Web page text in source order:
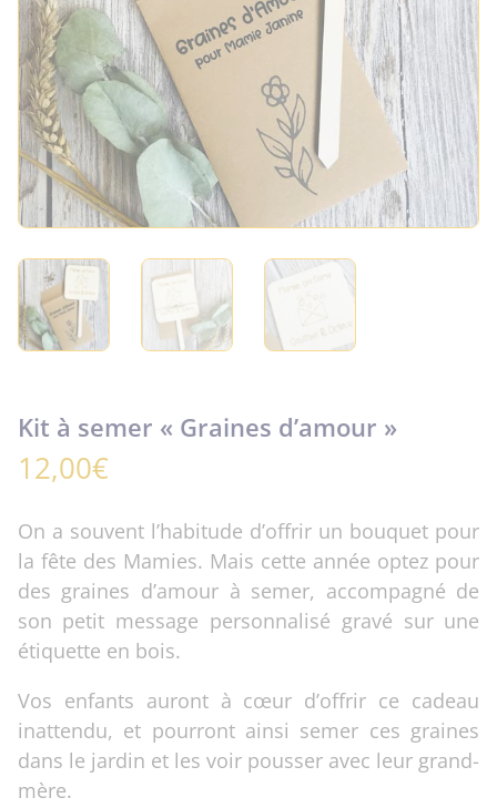
Kit à semer « Graines d’amour »
12,00€
On a souvent l’habitude d’offrir un bouquet pour
la fête des Mamies. Mais cette année optez pour
des graines d’amour à semer, accompagné de
son petit message personnalisé gravé sur une
étiquette en bois.
Vos enfants auront à cœur d’offrir ce cadeau
inattendu, et pourront ainsi semer ces graines
dans le jardin et les voir pousser avec leur grand-
mère.